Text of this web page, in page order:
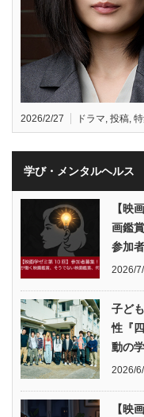
2026/2/27 ドラマ, 投稿,
学び・メンタルヘルス
【映
画鑑
参加
2026/
子ど
性『
動の
2026/
【映